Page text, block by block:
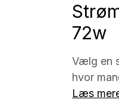
72w
Vælg en
hvor
Læs